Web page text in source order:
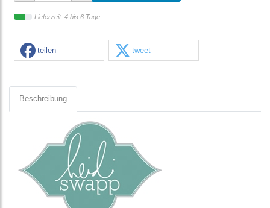
Lieferzeit: 4 bis 6 Tage
teilen tweet
Beschreibung